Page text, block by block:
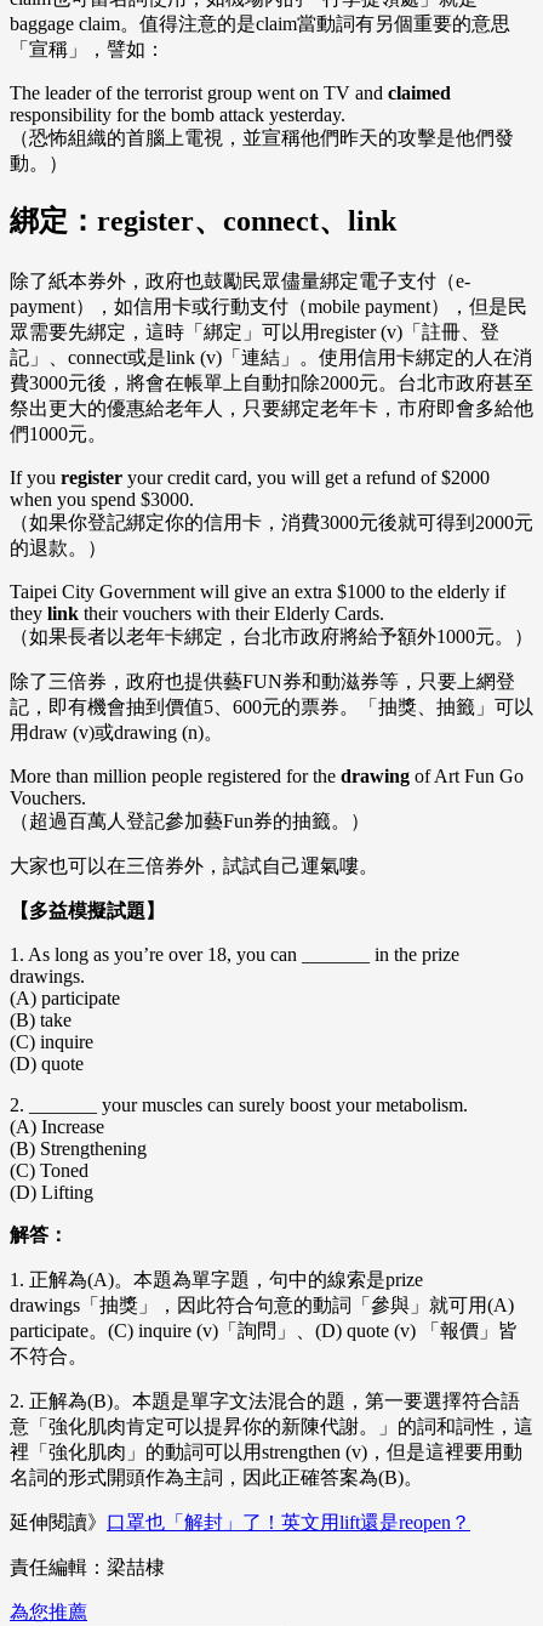
baggage claim。值得注意的是claim當動詞有另個重要的意思
「宣稱」，譬如：
The leader of the terrorist group went on TV and claimed
responsibility for the bomb attack yesterday.
（恐怖組織的首腦上電視，並宣稱他們昨天的攻擊是他們發
動。）
綁定：register、connect、link
除了紙本券外，政府也鼓勵民眾儘量綁定電子支付（e-
payment），如信用卡或行動支付（mobile payment），但是民
眾需要先綁定，這時「綁定」可以用register (v)「註冊、登
記」、connect或是link (v)「連結」。使用信用卡綁定的人在消
費3000元後，將會在帳單上自動扣除2000元。台北市政府甚至
祭出更大的優惠給老年人，只要綁定老年卡，市府即會多給他
們1000元。
If you register your credit card, you will get a refund of $2000
when you spend $3000.
（如果你登記綁定你的信用卡，消費3000元後就可得到2000元
的退款。）
Taipei City Government will give an extra $1000 to the elderly if
they link their vouchers with their Elderly Cards.
（如果長者以老年卡綁定，台北市政府將給予額外1000元。）
除了三倍券，政府也提供藝FUN券和動滋券等，只要上網登
記，即有機會抽到價值5、600元的票券。「抽獎、抽籤」可以
用draw (v)或drawing (n)。
More than million people registered for the drawing of Art Fun Go
Vouchers.
（超過百萬人登記參加藝Fun券的抽籤。）
大家也可以在三倍券外，試試自己運氣嘍。
【多益模擬試題】
1. As long as you’re over 18, you can _______ in the prize
drawings.
(A) participate
(B) take
(C) inquire
(D) quote
2. _______ your muscles can surely boost your metabolism.
(A) Increase
(B) Strengthening
(C) Toned
(D) Lifting
解答：
1. 正解為(A)。本題為單字題，句中的線索是prize
drawings「抽獎」，因此符合句意的動詞「參與」就可用(A)
participate。(C) inquire (v)「詢問」、(D) quote (v) 「報價」皆
不符合。
2. 正解為(B)。本題是單字文法混合的題，第一要選擇符合語
意「強化肌肉肯定可以提昇你的新陳代謝。」的詞和詞性，這
裡「強化肌肉」的動詞可以用strengthen (v)，但是這裡要用動
名詞的形式開頭作為主詞，因此正確答案為(B)。
延伸閱讀》 口罩也「解封」了！英文用lift還是reopen？
責任編輯：梁喆棣
為您推薦